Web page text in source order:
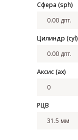
Сфера (sph)
Цилиндр (cyl)
Аксис (ax)
РЦВ